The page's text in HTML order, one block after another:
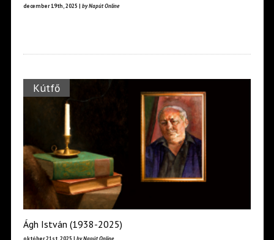
december 19th, 2025 | by Napút Online
Kútfő
Ágh István (1938-2025)
október 21st, 2025 | by Napút Online